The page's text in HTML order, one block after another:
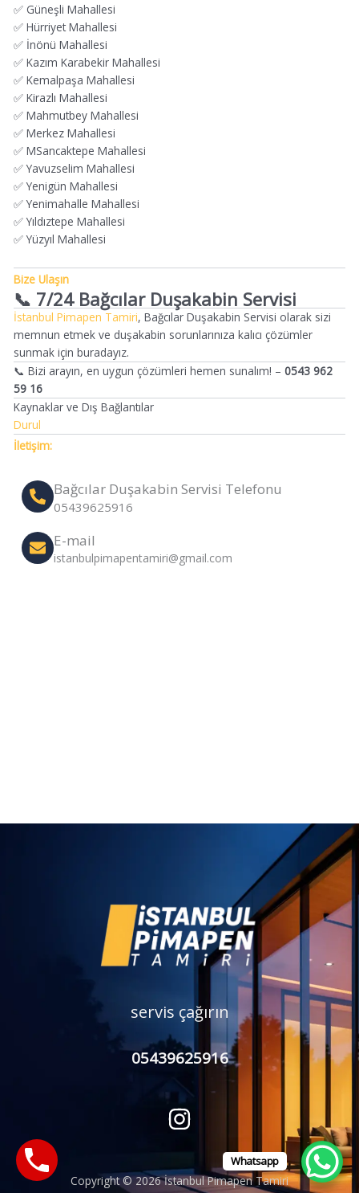
✅ Güneşli Mahallesi
✅ Hürriyet Mahallesi
✅ İnönü Mahallesi
✅ Kazım Karabekir Mahallesi
✅ Kemalpaşa Mahallesi
✅ Kirazlı Mahallesi
✅ Mahmutbey Mahallesi
✅ Merkez Mahallesi
✅ MSancaktepe Mahallesi
✅ Yavuzselim Mahallesi
✅ Yenigün Mahallesi
✅ Yenimahalle Mahallesi
✅ Yıldıztepe Mahallesi
✅ Yüzyıl Mahallesi
Bize Ulaşın
📞 7/24 Bağcılar Duşakabin Servisi
İstanbul Pimapen Tamiri, Bağcılar Duşakabin Servisi olarak sizi
memnun etmek ve duşakabin sorunlarınıza kalıcı çözümler
sunmak için buradayız.
📞 Bizi arayın, en uygun çözümleri hemen sunalım! –0543 962
59 16
Kaynaklar ve Dış Bağlantılar
Durul
İletişim:
Bağcılar Duşakabin Servisi Telefonu
05439625916
E-mail
istanbulpimapentamiri@gmail.com
servis çağırın
05439625916
I
n
t
Copyright © 2026 İstanbul Pimapen Tamiri
Whatsapp